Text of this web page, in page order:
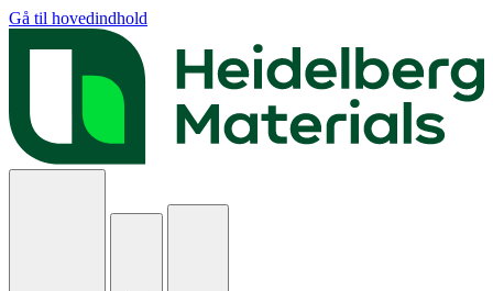
Gå til hovedindhold